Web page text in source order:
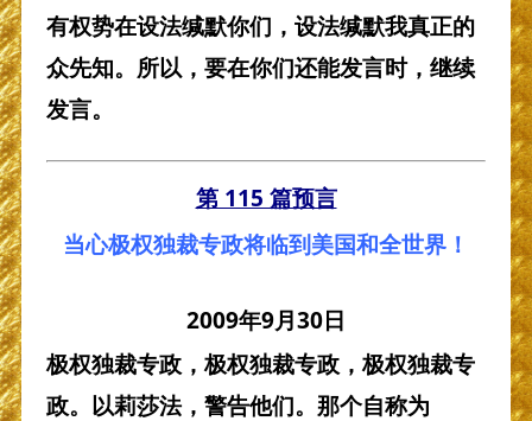
有权势在设法缄默你们，设法缄默我真正的
众先知。所以，要在你们还能发言时，继续
发言。
第 115 篇预言
当心极权独裁专政将临到美国和全世界！
2009年9月30日
极权独裁专政，极权独裁专政，极权独裁专
政。以莉莎法，警告他们。那个自称为